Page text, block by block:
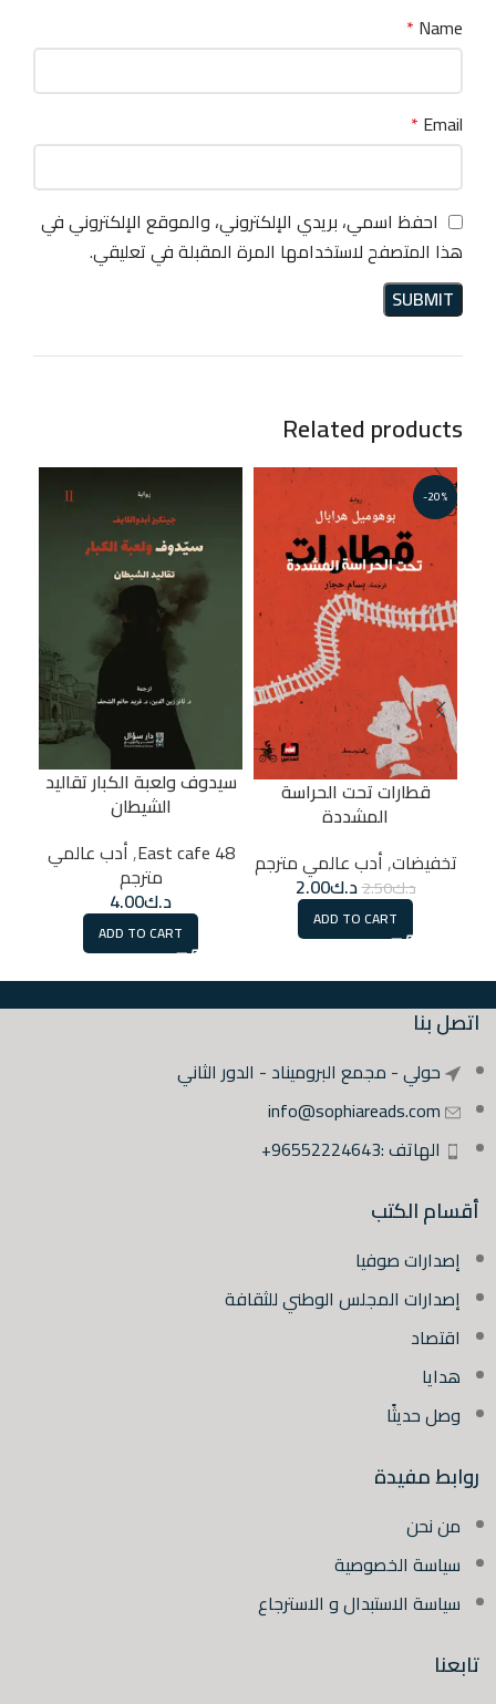
Name
*
Email
*
احفظ اسمي، بريدي الإلكتروني، والموقع الإلكتروني في
هذا المتصفح لاستخدامها المرة المقبلة في تعليقي.
Related products
-20%
قطارات تحت الحراسة
المشددة
تخفيضات,أدب عالمي مترجم
د.ك2.50د.ك2.00
ADD TO CART
سيدوف ولعبة الكبار تقاليد
الشيطان
48 East cafe
,أدب عالمي
مترجم
د.ك4.00
ADD TO CART
اتصل بنا
حولي - مجمع البروميناد - الدور الثاني
info@sophiareads.com
الهاتف :96552224643+
أقسام الكتب
إصدارات صوفيا
إصدارات المجلس الوطني للثقافة
اقتصاد
هدايا
وصل حديثًا
روابط مفيدة
من نحن
سياسة الخصوصية
سياسة الاستبدال و الاسترجاع
تابعنا